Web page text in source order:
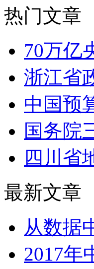
热门文章
70万亿
浙江省
中国预
国务院
四川省
最新文章
从数据
2017年